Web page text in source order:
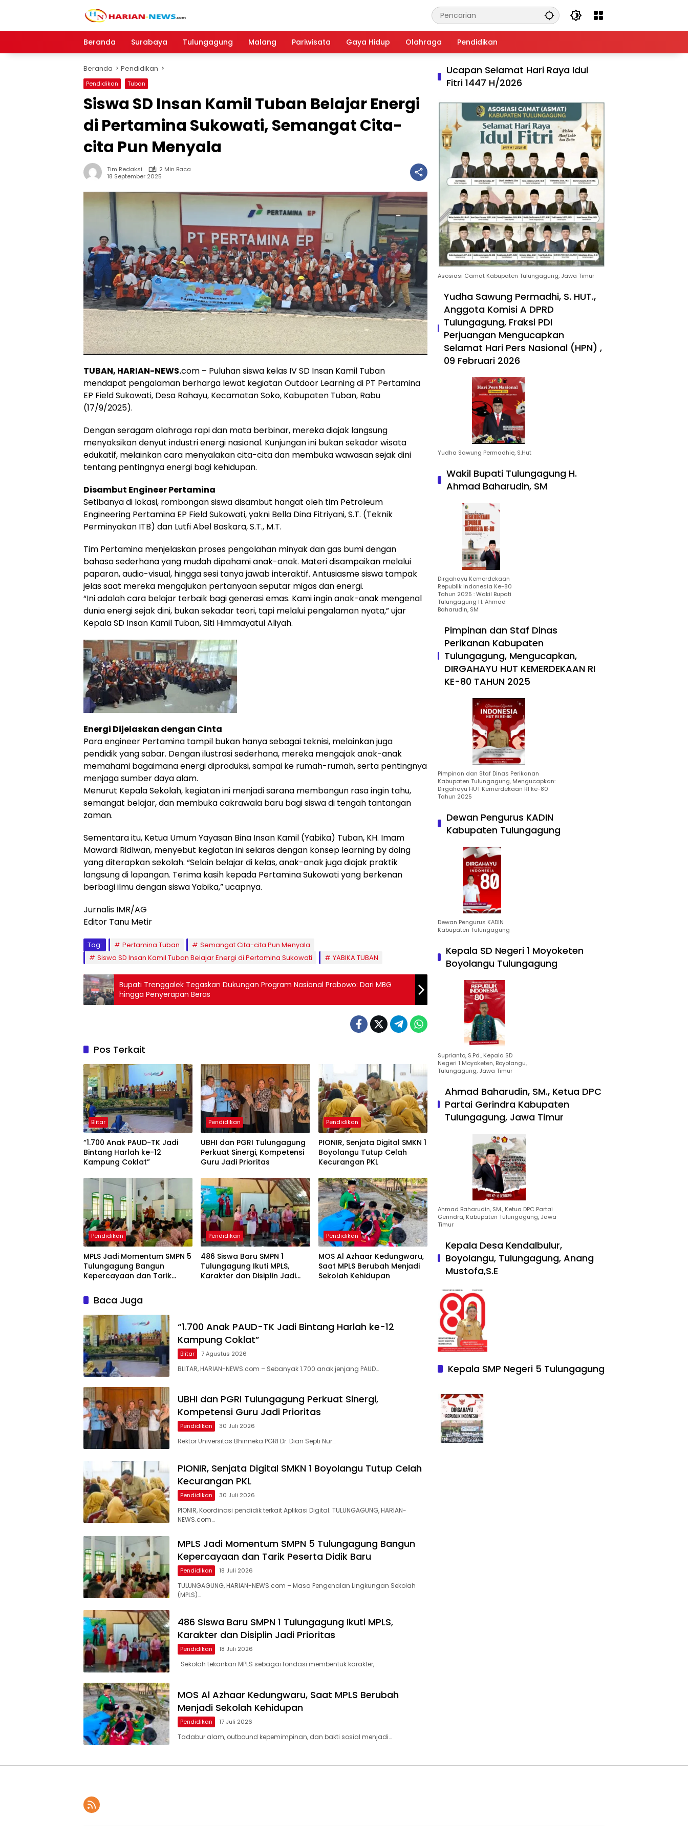
Beranda
Surabaya Tulungagung Malang Pariwisata Gaya Hidup Olahraga Pendidikan
Beranda Pendidikan
Pendidikan Tuban
Siswa SD Insan Kamil Tuban Belajar Energi
di Pertamina Sukowati, Semangat Cita-
cita Pun Menyala
Tim Redaksi
2 Min Baca
18 September 2025
TUBAN, HARIAN-NEWS.com – Puluhan siswa kelas IV SD Insan Kamil Tuban
mendapat pengalaman berharga lewat kegiatan Outdoor Learning di PT Pertamina
EP Field Sukowati, Desa Rahayu, Kecamatan Soko, Kabupaten Tuban, Rabu
(17/9/2025).
Dengan seragam olahraga rapi dan mata berbinar, mereka diajak langsung
menyaksikan denyut industri energi nasional. Kunjungan ini bukan sekadar wisata
edukatif, melainkan cara menyalakan cita-cita dan membuka wawasan sejak dini
tentang pentingnya energi bagi kehidupan.
Disambut Engineer Pertamina
Setibanya di lokasi, rombongan siswa disambut hangat oleh tim Petroleum
Engineering Pertamina EP Field Sukowati, yakni Bella Dina Fitriyani, S.T. (Teknik
Perminyakan ITB) dan Lutfi Abel Baskara, S.T., M.T.
Tim Pertamina menjelaskan proses pengolahan minyak dan gas bumi dengan
bahasa sederhana yang mudah dipahami anak-anak. Materi disampaikan melalui
paparan, audio-visual, hingga sesi tanya jawab interaktif. Antusiasme siswa tampak
jelas saat mereka mengajukan pertanyaan seputar migas dan energi.
“Ini adalah cara belajar terbaik bagi generasi emas. Kami ingin anak-anak mengenal
dunia energi sejak dini, bukan sekadar teori, tapi melalui pengalaman nyata,” ujar
Kepala SD Insan Kamil Tuban, Siti Himmayatul Aliyah.
Energi Dijelaskan dengan Cinta
Para engineer Pertamina tampil bukan hanya sebagai teknisi, melainkan juga
pendidik yang sabar. Dengan ilustrasi sederhana, mereka mengajak anak-anak
memahami bagaimana energi diproduksi, sampai ke rumah-rumah, serta pentingnya
menjaga sumber daya alam.
Menurut Kepala Sekolah, kegiatan ini menjadi sarana membangun rasa ingin tahu,
semangat belajar, dan membuka cakrawala baru bagi siswa di tengah tantangan
zaman.
Sementara itu, Ketua Umum Yayasan Bina Insan Kamil (Yabika) Tuban, KH. Imam
Mawardi Ridlwan, menyebut kegiatan ini selaras dengan konsep learning by doing
yang diterapkan sekolah. “Selain belajar di kelas, anak-anak juga diajak praktik
langsung di lapangan. Terima kasih kepada Pertamina Sukowati yang berkenan
berbagi ilmu dengan siswa Yabika,” ucapnya.
Jurnalis IMR/AG
Editor Tanu Metir
Tag: Pertamina Tuban
Semangat Cita-cita Pun Menyala
Siswa SD Insan Kamil Tuban Belajar Energi di Pertamina Sukowati
YABIKA TUBAN
Bupati Trenggalek Tegaskan Dukungan Program Nasional Prabowo: Dari MBG
hingga Penyerapan Beras
Pos Terkait
Blitar
“1.700 Anak PAUD-TK Jadi
Bintang Harlah ke-12
Kampung Coklat”
Pendidikan
UBHI dan PGRI Tulungagung
Perkuat Sinergi, Kompetensi
Guru Jadi Prioritas
Pendidikan
PIONIR, Senjata Digital SMKN 1
Boyolangu Tutup Celah
Kecurangan PKL
Pendidikan
MPLS Jadi Momentum SMPN 5
Tulungagung Bangun
Kepercayaan dan Tarik
Pendidikan
486 Siswa Baru SMPN 1
Tulungagung Ikuti MPLS,
Karakter dan Disiplin Jadi
Pendidikan
MOS Al Azhaar Kedungwaru,
Saat MPLS Berubah Menjadi
Sekolah Kehidupan
Baca Juga
“1.700 Anak PAUD-TK Jadi Bintang Harlah ke-12
Kampung Coklat”
Blitar 7 Agustus 2026
BLITAR, HARIAN-NEWS.com – Sebanyak 1.700 anak jenjang PAUD…
UBHI dan PGRI Tulungagung Perkuat Sinergi,
Kompetensi Guru Jadi Prioritas
Pendidikan 30 Juli 2026
Rektor Universitas Bhinneka PGRI Dr. Dian Septi Nur…
PIONIR, Senjata Digital SMKN 1 Boyolangu Tutup Celah
Kecurangan PKL
Pendidikan 30 Juli 2026
PIONIR, Koordinasi pendidik terkait Aplikasi Digital. TULUNGAGUNG, HARIAN-
NEWS.com…
MPLS Jadi Momentum SMPN 5 Tulungagung Bangun
Kepercayaan dan Tarik Peserta Didik Baru
Pendidikan 18 Juli 2026
TULUNGAGUNG, HARIAN-NEWS.com – Masa Pengenalan Lingkungan Sekolah
(MPLS)…
486 Siswa Baru SMPN 1 Tulungagung Ikuti MPLS,
Karakter dan Disiplin Jadi Prioritas
Pendidikan 18 Juli 2026
Sekolah tekankan MPLS sebagai fondasi membentuk karakter,…
MOS Al Azhaar Kedungwaru, Saat MPLS Berubah
Menjadi Sekolah Kehidupan
Pendidikan 17 Juli 2026
Tadabur alam, outbound kepemimpinan, dan bakti sosial menjadi…
Ucapan Selamat Hari Raya Idul
Fitri 1447 H/2026
Asosiasi Camat Kabupaten Tulungagung, Jawa Timur
Yudha Sawung Permadhi, S. HUT.,
Anggota Komisi A DPRD
Tulungagung, Fraksi PDI
Perjuangan Mengucapkan
Selamat Hari Pers Nasional (HPN) ,
09 Februari 2026
Yudha Sawung Permadhie, S.Hut
Wakil Bupati Tulungagung H.
Ahmad Baharudin, SM
Dirgahayu Kemerdekaan
Republik Indonesia Ke-80
Tahun 2025 : Wakil Bupati
Tulungagung H. Ahmad
Baharudin, SM
Pimpinan dan Staf Dinas
Perikanan Kabupaten
Tulungagung, Mengucapkan,
DIRGAHAYU HUT KEMERDEKAAN RI
KE-80 TAHUN 2025
Pimpinan dan Staf Dinas Perikanan
Kabupaten Tulungagung, Mengucapkan:
Dirgahayu HUT Kemerdekaan RI ke-80
Tahun 2025
Dewan Pengurus KADIN
Kabupaten Tulungagung
Dewan Pengurus KADIN
Kabupaten Tulungagung
Kepala SD Negeri 1 Moyoketen
Boyolangu Tulungagung
Suprianto, S.Pd., Kepala SD
Negeri 1 Moyoketen, Boyolangu,
Tulungagung, Jawa Timur
Ahmad Baharudin, SM., Ketua DPC
Partai Gerindra Kabupaten
Tulungagung, Jawa Timur
Ahmad Baharudin, SM., Ketua DPC Partai
Gerindra, Kabupaten Tulungagung, Jawa
Timur
Kepala Desa Kendalbulur,
Boyolangu, Tulungagung, Anang
Mustofa,S.E
Kepala SMP Negeri 5 Tulungagung